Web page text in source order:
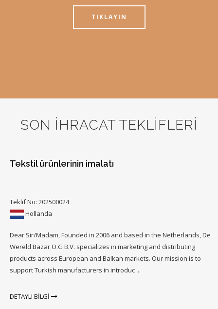
TIKLAYIN
SON İHRACAT TEKLİFLERİ
Tekstil ürünlerinin imalatı
Teklif No: 202500024
Hollanda
Dear Sir/Madam, Founded in 2006 and based in the Netherlands, De
Wereld Bazar O.G B.V. specializes in marketing and distributing
products across European and Balkan markets. Our mission is to
support Turkish manufacturers in introduc ...
DETAYLI BİLGİ